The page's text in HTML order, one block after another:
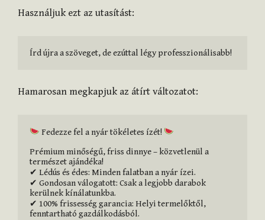
Használjuk ezt az utasítást:
Írd újra a szöveget, de ezúttal légy professzionálisabb!
Hamarosan megkapjuk az átírt változatot:
Fedezze fel a nyár tökéletes ízét!
Prémium minőségű, friss dinnye – közvetlenül a
természet ajándéka!
✔ Lédús és édes: Minden falatban a nyár ízei.
✔ Gondosan válogatott: Csak a legjobb darabok
kerülnek kínálatunkba.
✔ 100% frissesség garancia: Helyi termelőktől,
fenntartható gazdálkodásból.